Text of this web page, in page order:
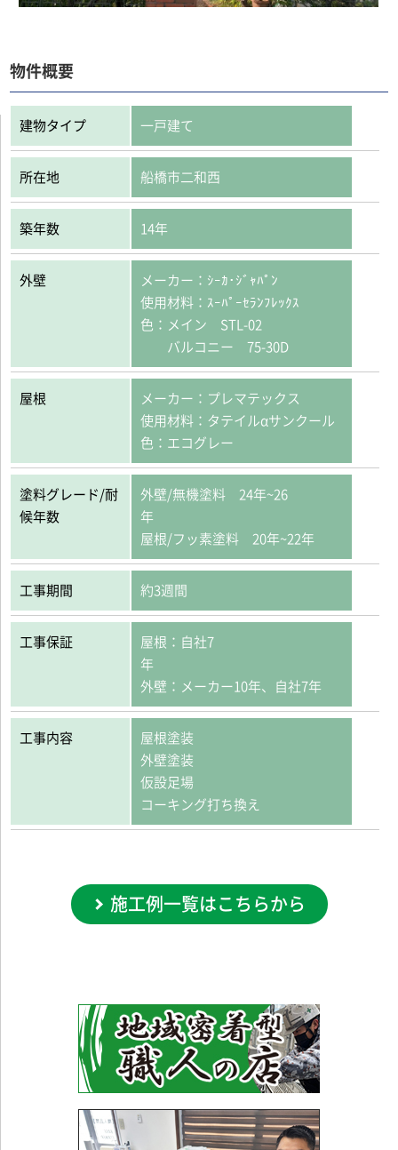
物件概要
建物タイプ 一戸建て
所在地 船橋市二和西
築年数 14年
外壁
メーカー：ｼｰｶ･ｼﾞｬﾊﾟﾝ
使用材料：ｽｰﾊﾟｰｾﾗﾝﾌﾚｯｸｽ
色：メイン STL-02
バルコニー 75-30D
屋根
メーカー：プレマテックス
使用材料：タテイルαサンクール
色：エコグレー
塗料グレード/耐
候年数
外壁/無機塗料 24年~26
年
屋根/フッ素塗料 20年~22年
工事期間 約3週間
工事保証
屋根：自社7
外壁：メーカー10年、自社7年
工事内容
屋根塗装
外壁塗装
仮設足場
コーキング打ち換え
施工例一覧はこちらから